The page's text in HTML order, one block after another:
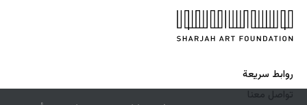
روابط سريعة
تواصل معنا